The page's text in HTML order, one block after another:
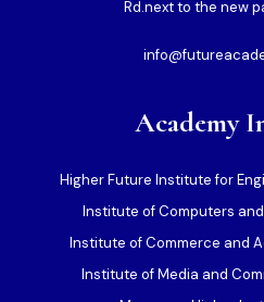
Rd.next to the new
Academy
Higher Future Institute for
Institute of Computers
Institute of Commerce and
Institute of Media and